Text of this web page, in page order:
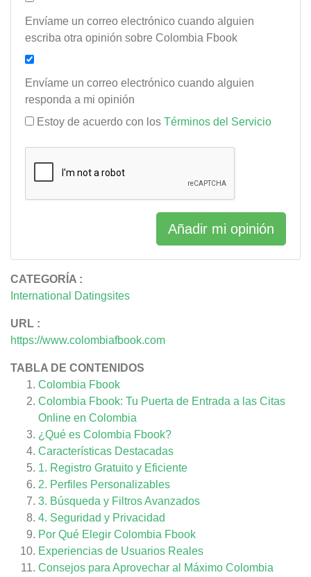
CATEGORÍA :
International Datingsites
URL :
https://www.colombiafbook.com
TABLA DE CONTENIDOS
Colombia Fbook
Colombia Fbook: Tu Puerta de Entrada a las Citas
Online en Colombia
¿Qué es Colombia Fbook?
Características Destacadas
1. Registro Gratuito y Eficiente
2. Perfiles Personalizables
3. Búsqueda y Filtros Avanzados
4. Seguridad y Privacidad
Por Qué Elegir Colombia Fbook
Experiencias de Usuarios Reales
Consejos para Aprovechar al Máximo Colombia
Envíame un correo electrónico cuando alguien
escriba otra opinión sobre Colombia Fbook
Envíame un correo electrónico cuando alguien
responda a mi opinión
Estoy de acuerdo con los Términos del Servicio
Añadir mi opinión